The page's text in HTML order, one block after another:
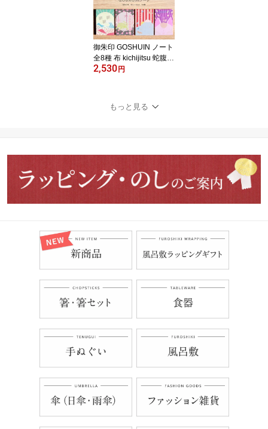
ダン 大人 B6 御朱印 朱印
帳 レーザー加工 透かし
彫り プレゼント
御朱印 GOSHUIN ノート
全8種 布 kichijitsu 蛇腹式
御朱印帳 おしゃれ ポリ
い ご朱印 猫 ねこ ネコ 千
鳥 アルバム 芳名帳 スク
【メール便配送可能】
2,530 円
もっと見る